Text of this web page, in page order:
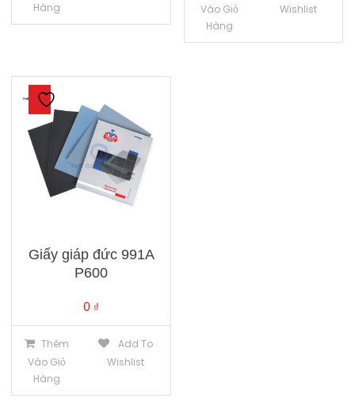
Hàng
Vào Giỏ
Hàng
Wishlist
Giấy giáp đức 991A
P600
0 ₫
Thêm
Vào Giỏ
Hàng
Add To
Wishlist